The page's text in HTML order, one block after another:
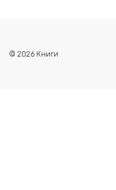
© 2026 Книги